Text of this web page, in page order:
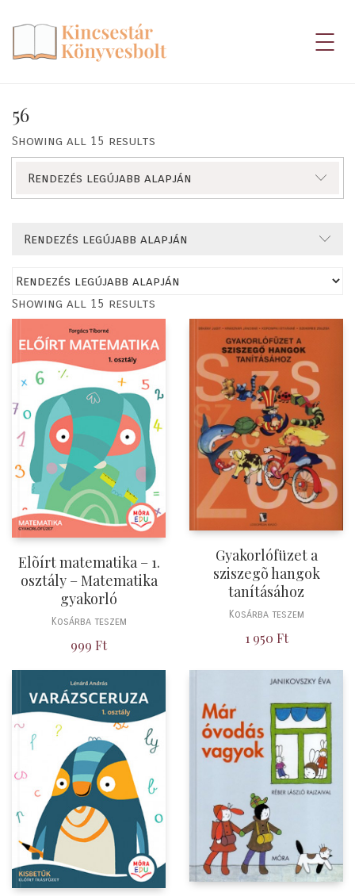
56
Showing all 15 results
Rendezés legújabb alapján
Rendezés legújabb alapján
Showing all 15 results
Elõírt matematika – 1.
osztály – Matematika
gyakorló
Kosárba teszem
999 Ft
Gyakorlófüzet a
sziszegõ hangok
tanításához
Kosárba teszem
1 950 Ft